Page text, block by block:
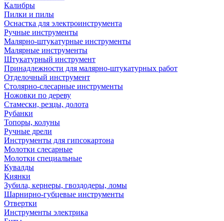
Калибры
Пилки и пилы
Оснастка для электроинструмента
Ручные инструменты
Малярно-штукатурные инструменты
Малярные инструменты
Штукатурный инструмент
Принадлежности для малярно-штукатурных работ
Отделочный инструмент
Столярно-слесарные инструменты
Ножовки по дереву
Стамески, резцы, долота
Рубанки
Топоры, колуны
Ручные дрели
Инструменты для гипсокартона
Молотки слесарные
Молотки специальные
Кувалды
Киянки
Зубила, кернеры, гвоздодеры, ломы
Шарнирно-губцевые инструменты
Отвертки
Инструменты электрика